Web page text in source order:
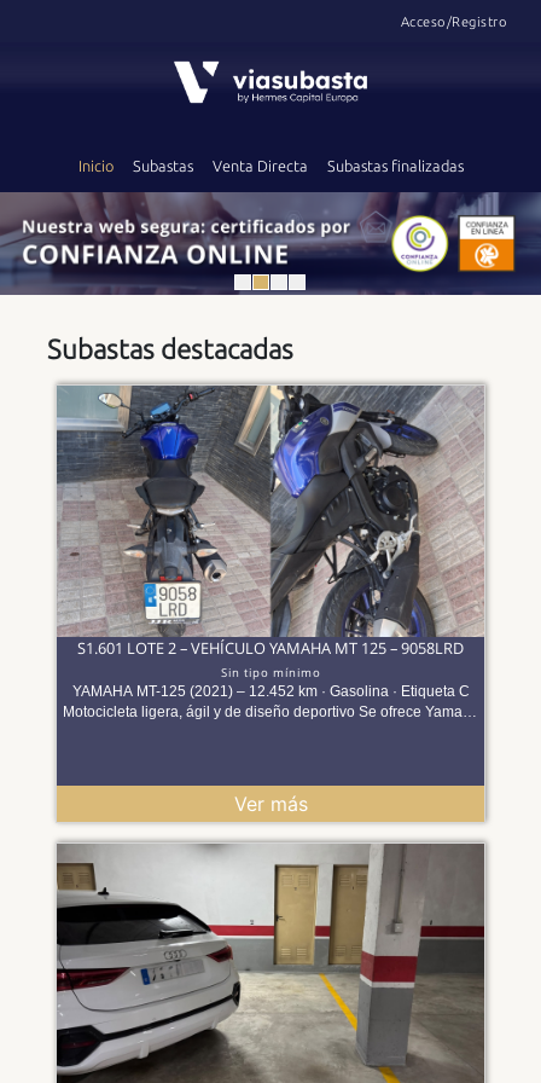
Acceso/Registro
Inicio Subastas Venta Directa Subastas finalizadas
Subastas destacadas
S1.601 LOTE 2 – VEHÍCULO YAMAHA MT 125 – 9058LRD
Sin tipo mínimo
YAMAHA MT-125 (2021) – 12.452 km · Gasolina · Etiqueta C
Motocicleta ligera, ágil y de diseño deportivo Se ofrece Yamaha
Equipada con motor de 124 cc y 11 kW, ofrece una conducción
ágil y eficiente, ideal para usuarios con carnet A1 o B
etiqueta medioambiental C, facilitando la circulación en entornos
urbanos. El vehículo dispone de 2 plazas y está orientado a un
uso práctico y dinámico, tanto para desplazamientos diarios
como para movilidad urbana. No consta la disponibilidad de
ficha técnica ni permiso de circulación en la documentación
aportada. Características principales Marca / Modelo: Yamaha
MT-125 (MTN125-A) Año de matriculación: 2021 Kilometraje:
47.785 km Motor:124 cc gasolina Potencia: 11 kW Potencia
fiscal: 1,45 CVF Plazas:2 Etiqueta ambiental: C Tipo: Motocicleta
dos ruedas Observaciones - [*] Seguro: El vehículo consta como
asegurado a fecha 11 de mayo de 2026, por lo que actualmente
Ver más